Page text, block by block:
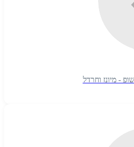
- מיונז וחרדל